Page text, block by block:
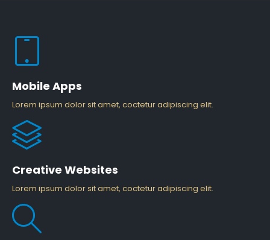
Mobile Apps
Lorem ipsum dolor sit amet, coctetur adipiscing elit.
Creative Websites
Lorem ipsum dolor sit amet, coctetur adipiscing elit.